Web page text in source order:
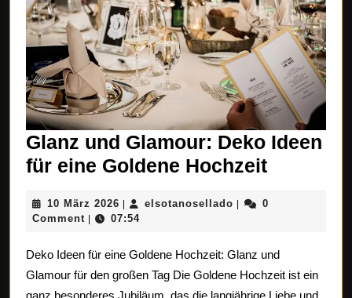
Glanz und Glamour: Deko Ideen
für eine Goldene HochzeitGlanz
Glamour:
Ideen
für
10 März 2026 10
März
elsotanosellado elsotanosellado
0
Comment
07:54
Deko Ideen für eine Goldene Hochzeit: Glanz und
Glamour für den großen Tag Die Goldene Hochzeit ist ein